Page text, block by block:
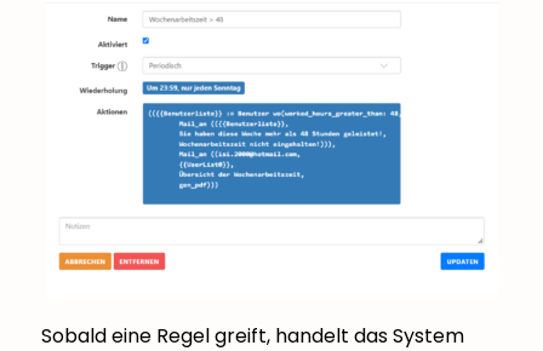
Sobald eine Regel greift, handelt das System